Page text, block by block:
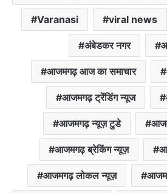
Varanasi viral news
अंबेडकर नगर
आजमगढ़ आज का समाचार
आजमगढ़ ट्रेंडिंग न्यूज
आजमगढ़ न्यूज़ टुडे
आजमगढ़ ब्रेकिंग न्यूज़
आजमगढ़ लोकल न्यूज़